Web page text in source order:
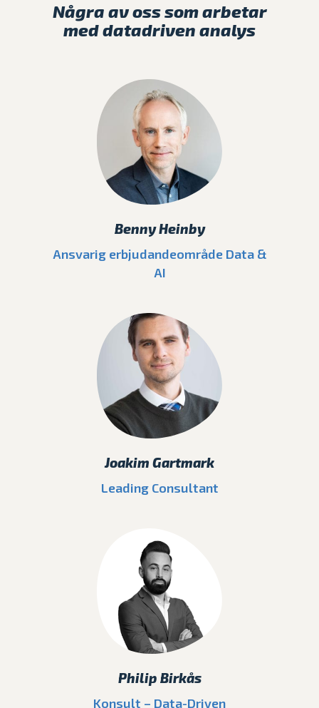
Några av oss som arbetar
med datadriven analys
Benny Heinby
Ansvarig erbjudandeområde Data &
AI
Joakim Gartmark
Leading Consultant
Philip Birkås
Konsult – Data-Driven